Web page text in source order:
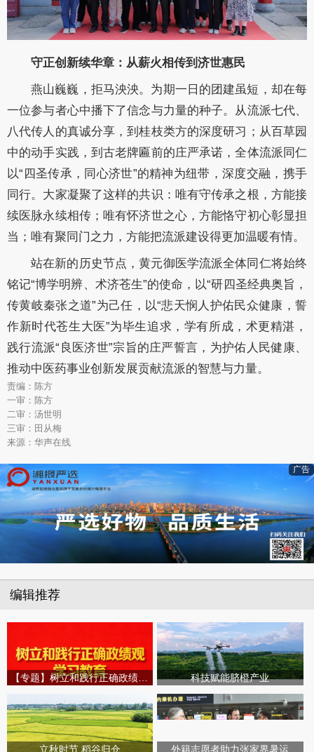
守正创新续华章：从薪火相传到济世惠民
燕山巍巍，拒马泱泱。为期一日的团建虽短，却在每
一位参与者心中播下了信念与力量的种子。从流派七代、
八代传人的真诚分享，到桂枝类方的深度研习；从百草园
中的动手实践，到古老牌匾前的庄严承诺，全体流派同仁
以“四圣传承，同心济世”的精神为纽带，深度交融，携手
同行。大家凝聚了这样的共识：唯有守传承之根，方能接
续医脉永续相传；唯有怀济世之心，方能恪守初心彰显担
当；唯有聚同门之力，方能把流派建设得更加温暖有情。
站在新的历史节点，黄元御医学流派全体同仁将始终
铭记“博学明辨、术济苍生”的使命，以“研四圣经典奥旨，
传黄岐秦张之道”为己任，以“悲天悯人护佑民众健康，誓
作新时代苍生大医”为毕生追求，学有所成，术更精湛，
践行流派“良医济世”宗旨的庄严誓言，为护佑人民健康、
推动中医药事业创新发展贡献流派的智慧与力量。
责编：陈方
一审：陈方
二审：汤世明
三审：田从梅
来源：华声在线
广告
编辑推荐
科技赋能脐橙产业
立秋时节 稻谷归仓 外籍志愿者助力张家界暑运